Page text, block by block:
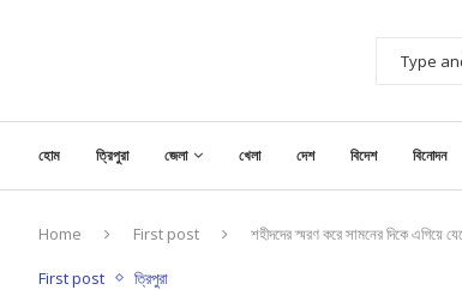
হোম ত্রিপুরা জেলা খেলা দেশ বিদেশ বিনোদন
Home First post শহীদদের স্মরণ করে সামনের দিকে এগিয়ে
First post ত্রিপুরা